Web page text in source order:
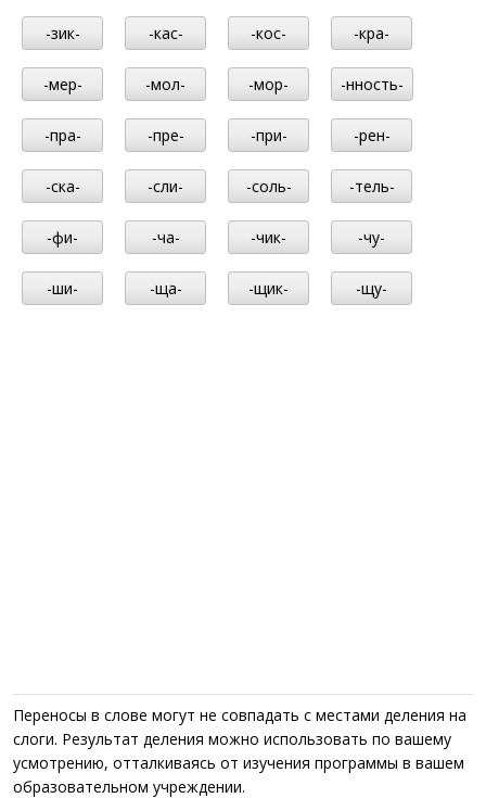
-зик- -кас- -кос- -кра-
-мер- -мол- -мор- -нность-
-пра- -пре- -при- -рен-
-ска- -сли- -соль- -тель-
-фи- -ча- -чик- -чу-
-ши- -ща- -щик- -щу-
Переносы в слове могут не совпадать с местами деления на
слоги. Результат деления можно использовать по вашему
усмотрению, отталкиваясь от изучения программы в вашем
образовательном учреждении.